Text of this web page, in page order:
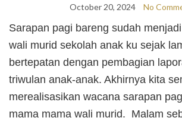
October 20, 2024 No
Sarapan pagi bareng sudah
wali murid sekolah anak ku sejak
bertepatan dengan pembagian
triwulan anak-anak. Akhirnya kita
merealisasikan wacana sarapan
mama mama wali murid. Malam